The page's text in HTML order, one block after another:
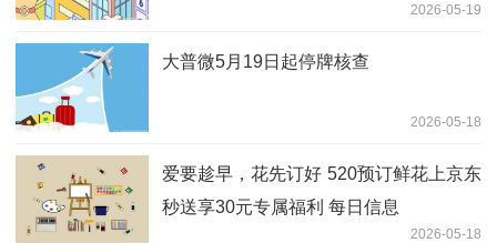
2026-05-19
大普微5月19日起停牌核查
2026-05-18
爱要趁早，花先订好 520预订鲜花上京东
秒送享30元专属福利 每日信息
2026-05-18